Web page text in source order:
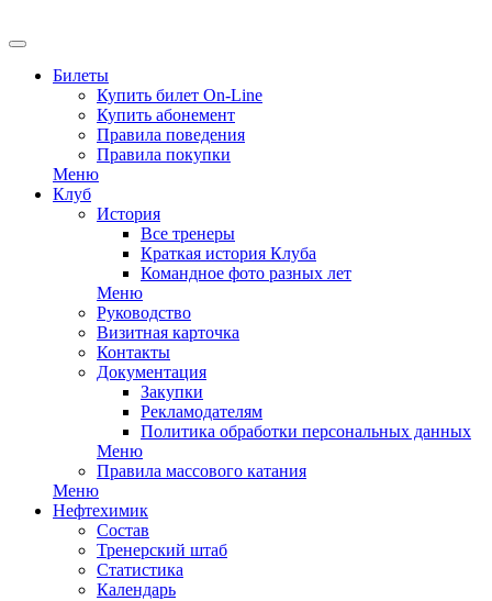
Билеты
Купить билет On-Line
Купить абонемент
Правила поведения
Правила покупки
Меню
Клуб
История
Все тренеры
Краткая история Клуба
Командное фото разных лет
Меню
Руководство
Визитная карточка
Контакты
Документация
Закупки
Рекламодателям
Политика обработки персональных данных
Меню
Правила массового катания
Меню
Нефтехимик
Состав
Тренерский штаб
Статистика
Календарь